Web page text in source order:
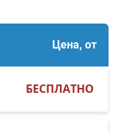
Цена, от
БЕСПЛАТНО